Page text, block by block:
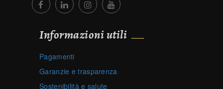
Informazioni utili
Pagamenti
Garanzie e trasparenza
Sostenibilità e salute